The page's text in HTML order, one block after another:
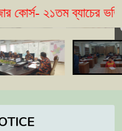
২১তম ব্যাচের ভর্তি